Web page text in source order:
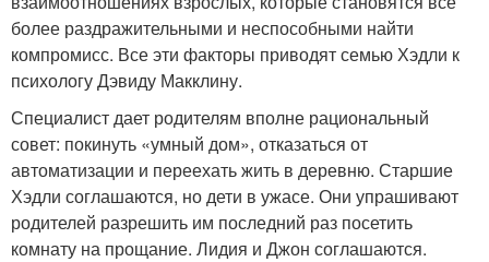
более раздражительными и неспособными найти
компромисс. Все эти факторы приводят семью Хэдли к
психологу Дэвиду Макклину.
Специалист дает родителям вполне рациональный
совет: покинуть «умный дом», отказаться от
автоматизации и переехать жить в деревню. Старшие
Хэдли соглашаются, но дети в ужасе. Они упрашивают
родителей разрешить им последний раз посетить
комнату на прощание. Лидия и Джон соглашаются.